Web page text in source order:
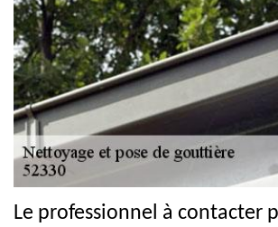
Le professionnel à contacter